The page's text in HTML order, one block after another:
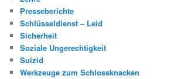
Presseberichte
Schlüsseldienst – Leid
Sicherheit
Soziale Ungerechtigkeit
Suizid
Werkzeuge zum Schlossknacken